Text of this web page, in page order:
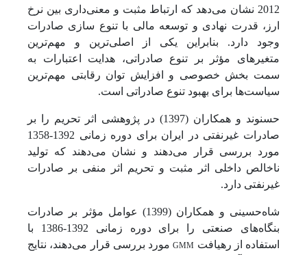
2012 نشان می‌دهد که ارتباط مثبت و معنی‌داری بین نرخ
ارز، قدرت نهادی و توسعه مالی با تنوع سازی صادرات
وجود دارد. بنابراین یکی از اصلی‌ترین و مهم‌ترین
متغیرهای مؤثر بر تنوع صادراتی، هدایت اعتبارات به
سمت بخش خصوصی و افزایش توان رقابتی مهم‌ترین
سیاست‌ها برای بهبود تنوع صادراتی است.
حسنوند و همکاران (1397) در پژوهشی اثر تحریم را بر
صادرات غیرنفتی در ایران برای دوره زمانی 1392-1358
مورد بررسی قرار می‌دهند و نشان می‌دهند که تولید
ناخالص داخلی اثر مثبت و تحریم اثر منفی بر صادرات
غیرنفتی دارد.
شاه‌حسینی و همکاران (1399) عوامل مؤثر بر صادرات
بنگاه‌های صنعتی را برای دوره زمانی 1392-1386 با
استفاده از رهیافت GMMمورد بررسی قرار می‌دهند، نتایج